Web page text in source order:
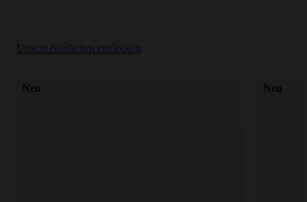
Unsere Neuheiten entdecken
Neu Neu